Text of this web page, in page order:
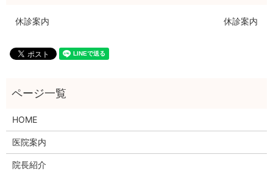
休診案内 休診案内
HOME
医院案内
院長紹介